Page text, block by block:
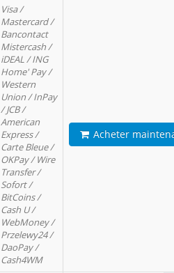
Visa /
Mastercard /
Bancontact
Mistercash /
iDEAL / ING
Home' Pay /
Western
Union / InPay
/ JCB /
American
Express /
Carte Bleue /
OKPay / Wire
Transfer /
Sofort /
BitCoins /
Cash U /
WebMoney /
Przelewy24 /
DaoPay /
Cash4WM
Acheter